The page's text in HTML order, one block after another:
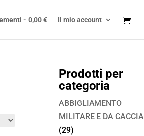
0,00 € Il mio account
Prodotti per
categoria
ABBIGLIAMENTO
MILITARE E DA CACCIA
(29)